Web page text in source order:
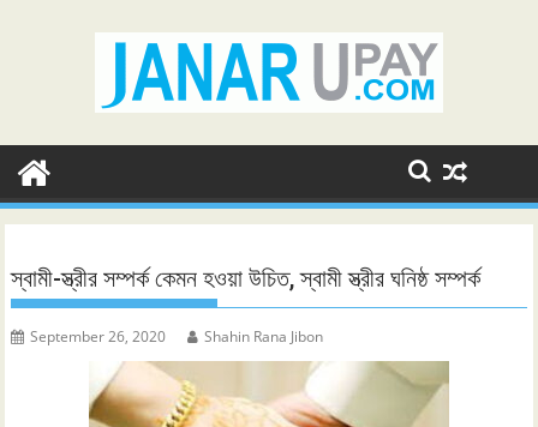
স্বামী-স্ত্রীর সম্পর্ক কেমন হওয়া উচিত, স্বামী স্ত্রীর ঘনিষ্ঠ সম্পর্ক
September 26, 2020 Shahin Rana Jibon